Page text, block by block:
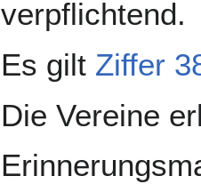
verpflichtend.
Es gilt Ziffer
Die Vereine